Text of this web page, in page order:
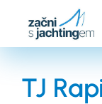
hlavnímu
TJ